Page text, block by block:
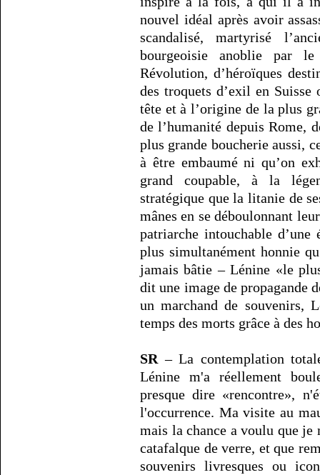
nouvel idéal après avoir
scandalisé, martyrisé
bourgeoisie anoblie par
Révolution, d’héroïques
des troquets d’exil en
tête et à l’origine de la plus
de l’humanité depuis Rome,
plus grande boucherie aussi,
à être embaumé ni qu’on
grand coupable, à la
stratégique que la litanie de
mânes en se déboulonnant
patriarche intouchable
plus simultanément honnie
jamais bâtie – Lénine «le
dit une image de propagande
un marchand de souvenirs,
temps des morts grâce à des
SR – La contemplation
Lénine m'a réellement
presque dire «rencontre»,
l'occurrence. Ma visite au
mais la chance a voulu que je
catafalque de verre, et que
souvenirs livresques ou